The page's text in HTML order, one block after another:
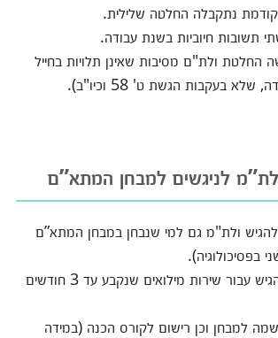
נתקבלה החלטה שלילית.
תשובות חיוביות בשנת עבודה.
החלטת ולת"ם מסיבות שאינן תלויות בחייל
בעקבות הגשת ט' 58 וכיו"ב).
לניגשים למבחן המתא”ם
להגיש ולת"מ גם למי שנבחן במבחן המתא”ם
בפסיכולוגיה).
את הולת"מ ניתן להגיש עבור שירות מילואים שנקבע עד 3 חודשים
למבחן וכן רישום לקורס הכנה (במידה